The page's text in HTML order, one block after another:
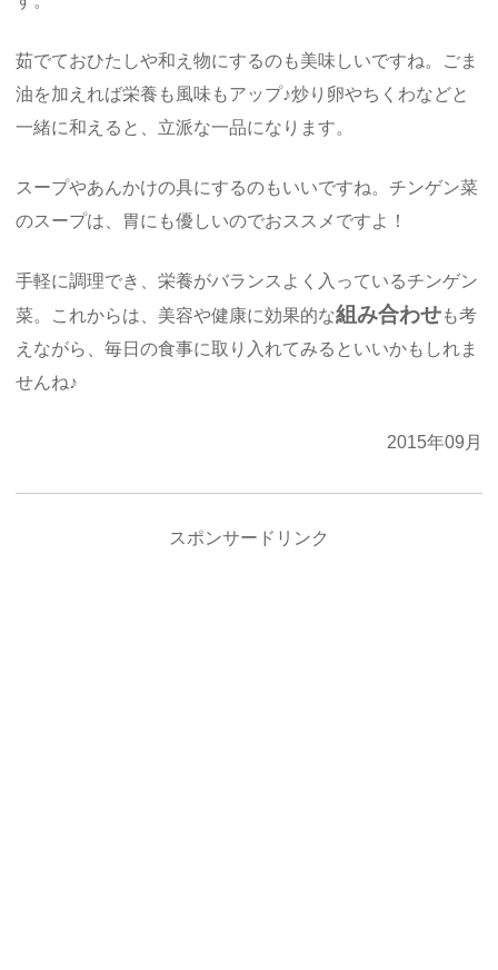
茹でておひたしや和え物にするのも美味しいですね。ごま
油を加えれば栄養も風味もアップ♪炒り卵やちくわなどと
一緒に和えると、立派な一品になります。
スープやあんかけの具にするのもいいですね。チンゲン菜
のスープは、胃にも優しいのでおススメですよ！
手軽に調理でき、栄養がバランスよく入っているチンゲン
菜。これからは、美容や健康に効果的な組み合わせも考
えながら、毎日の食事に取り入れてみるといいかもしれま
せんね♪
2015年09月
スポンサードリンク